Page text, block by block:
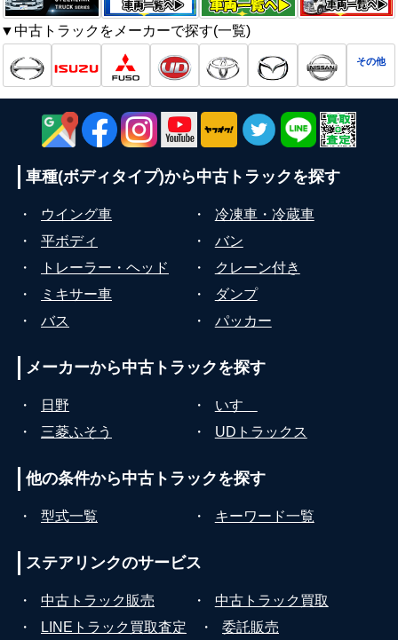
▼中古トラックをメーカーで探す(一覧)
その他
車種(ボディタイプ)から中古トラックを探す
・ ウイング車 ・
冷凍車・冷蔵車
・
平ボディ ・
バン
・
トレーラー・ヘッド ・
クレーン付き
・
ミキサー車 ・
ダンプ
・
バス ・ パッカー
メーカーから中古トラックを探す
・ 日野 ・
いすゞ
・
三菱ふそう ・ UDトラックス
他の条件から中古トラックを探す
・ 型式一覧 ・ キーワード一覧
ステアリンクのサービス
・ 中古トラック販売 ・
中古トラック買取
・
LINEトラック買取査定 ・
委託販売